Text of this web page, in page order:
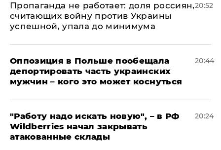
​Пропаганда не работает: доля россиян,
считающих войну против Украины
успешной, упала до минимума
20:52
Оппозиция в Польше пообещала
депортировать часть украинских
мужчин – кого это может коснуться
20:44
"Работу надо искать новую", – в РФ
Wildberries начал закрывать
атакованные склады
20:24